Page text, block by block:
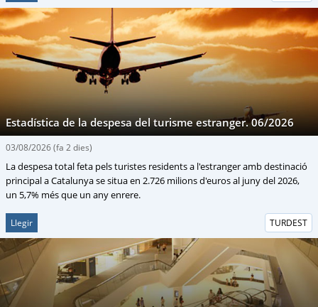
Estadística de la despesa del turisme estranger. 06/2026
03/08/2026(fa 2 dies)
La despesa total feta pels turistes residents a l'estranger amb destinació
principal a Catalunya se situa en 2.726 milions d'euros al juny del 2026,
un 5,7% més que un any enrere.
Llegir TURDEST